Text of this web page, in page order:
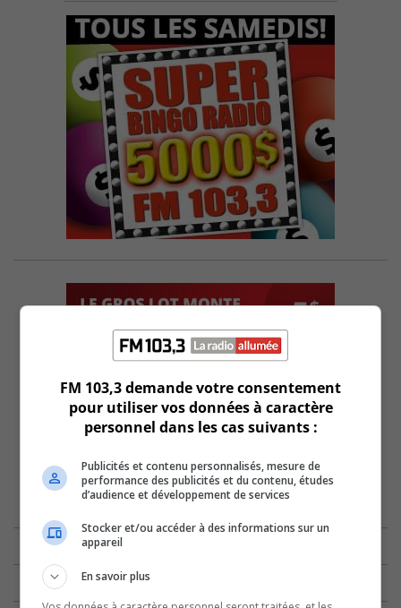
FM 103,3 demande votre consentement
pour utiliser vos données à caractère
personnel dans les cas suivants :
Publicités et contenu personnalisés, mesure de
performance des publicités et du contenu, études
d’audience et développement de services
Stocker et/ou accéder à des informations sur un
appareil
En savoir plus